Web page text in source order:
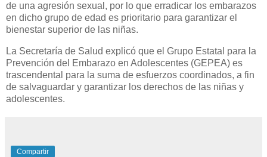
de una agresión sexual, por lo que erradicar los embarazos
en dicho grupo de edad es prioritario para garantizar el
bienestar superior de las niñas.
La Secretaría de Salud explicó que el Grupo Estatal para la
Prevención del Embarazo en Adolescentes (GEPEA) es
trascendental para la suma de esfuerzos coordinados, a fin
de salvaguardar y garantizar los derechos de las niñas y
adolescentes.
Compartir